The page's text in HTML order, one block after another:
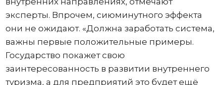
эксперты. Впрочем, сиюминутного эффекта
они не ожидают. «Должна заработать система,
важны первые положительные примеры.
Государство покажет свою
заинтересованность в развитии внутреннего
туризма, а для предприятий это будет ещё